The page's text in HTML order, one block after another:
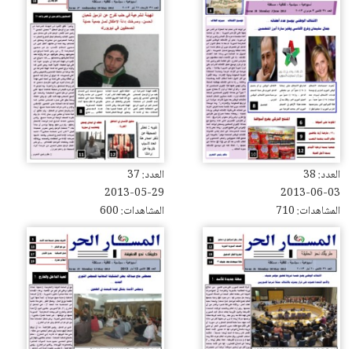
العدد: 38
2013-06-03
المشاهدات: 710
العدد: 37
2013-05-29
المشاهدات: 600